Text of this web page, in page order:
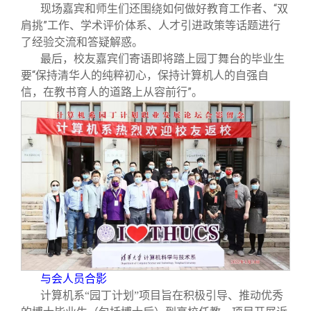
现场嘉宾和师生们还围绕如何做好教育工作者、“双
肩挑”工作、学术评价体系、人才引进政策等话题进行
了经验交流和答疑解惑。
最后，校友嘉宾们寄语即将踏上园丁舞台的毕业生
要“保持清华人的纯粹初心，保持计算机人的自强自
信，在教书育人的道路上从容前行”。
与会人员合影
计算机系“园丁计划”项目旨在积极引导、推动优秀